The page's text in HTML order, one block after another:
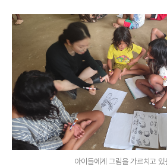
아이들에게 그림을 가르치고 있